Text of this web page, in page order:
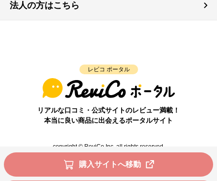
購入サイトへ移動
法人の方はこちら
レビコ ポータル
リアルな口コミ・公式サイトのレビュー満載！
本当に良い商品に出会えるポータルサイト
copyright © ReviCo Inc. all rights reserved.